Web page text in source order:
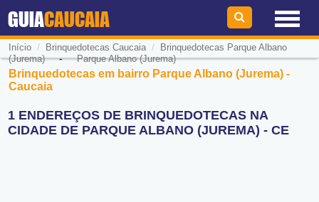
GUIACAUCAIA
Início / Brinquedotecas Caucaia/
Brinquedotecas Parque Albano
(Jurema)-Parque Albano (Jurema)
Brinquedotecas em bairro Parque Albano (Jurema) -
Caucaia
1 ENDEREÇOS DE BRINQUEDOTECAS NA
CIDADE DE PARQUE ALBANO (JUREMA) - CE